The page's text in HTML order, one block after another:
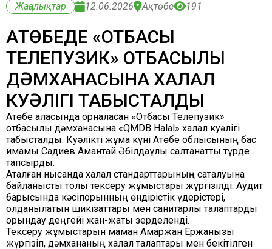
Жаңалықтар 12.06.2026 Ақтөбе 191
АҚТӨБЕДЕ «ОТБАСЫ
ТЕЛЕПУЗИК» ОТБАСЫЛЫҚ
ДӘМХАНАСЫНА ХАЛАЛ
КУӘЛІГІ ТАБЫСТАЛДЫ
Ақтөбе қаласында орналасқан «Отбасы Телепузик»
отбасылық дәмханасына «QMDB Halal» халал куәлігі
табысталды. Куәлікті жұма күні Ақтөбе облысының бас
имамы Садиев Амантай Әбілдаұлы салтанатты түрде
тапсырды.
Аталған нысанда халал стандарттарының сақталуына
байланысты толық тексеру жұмыстары жүргізілді. Аудит
барысында кәсіпорынның өндірістік үдерістері,
қолданылатын шикізаттары мен санитарлық талаптарды
орындау деңгейі жан-жақты зерделенді.
Тексеру жұмыстарын маман Ақмаржан Ержанқызы
жүргізіп, дәмхананың халал талаптары мен бекітілген